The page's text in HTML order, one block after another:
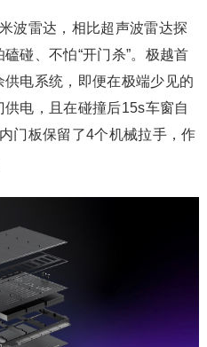
波雷达，相比超声波雷达探
碰、不怕“开门杀”。极越首
电系统，即便在极端少见的
电，且在碰撞后15s车窗自
门板保留了4个机械拉手，作